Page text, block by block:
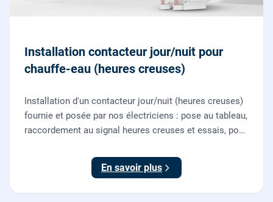
Installation contacteur jour/nuit pour
chauffe-eau (heures creuses)
Installation d'un contacteur jour/nuit (heures creuses)
fournie et posée par nos électriciens : pose au tableau,
raccordement au signal heures creuses et essais, pour
En savoir plus